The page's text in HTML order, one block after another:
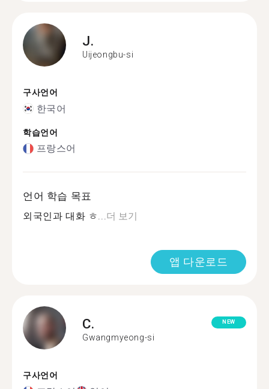
J.
Uijeongbu-si
구사언어
한국어
학습언어
프랑스어
언어 학습 목표
외국인과 대화 ㅎ...더 보기
앱 다운로드
C.
Gwangmyeong-si
NEW
구사언어